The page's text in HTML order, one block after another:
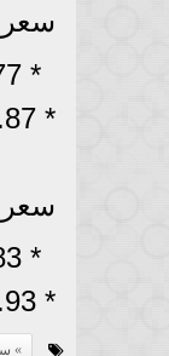
سعر
* 51.77 جنيه للشراء.
* 51.87 جنيه للبيع.
سعر
* 51.83 جنيه للشراء.
* 51.93 جنيه للبيع.